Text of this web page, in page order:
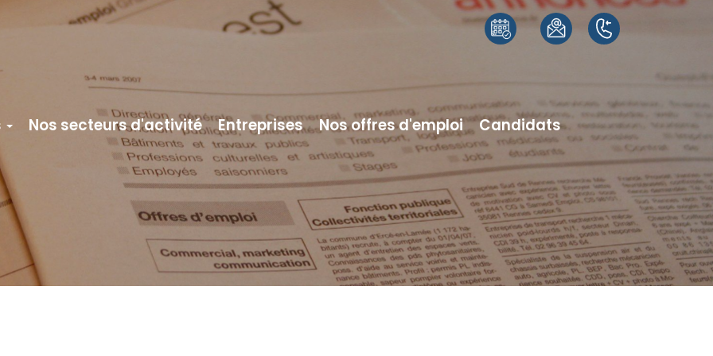
Nos secteurs d'activité Entreprises Nos offres d'emploi
Candidats